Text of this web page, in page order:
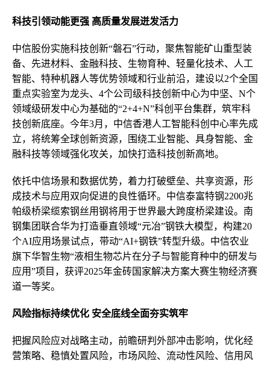
科技引领动能更强 高质量发展迸发活力
中信股份实施科技创新“磐石”行动，聚焦智能矿山重型装
备、先进材料、金融科技、生物育种、轻量化技术、人工
智能、特种机器人等优势领域和行业前沿，建设以2个全国
重点实验室为龙头、4个公司级科技创新中心为中坚、N个
领域级研发中心为基础的“2+4+N”科创平台集群，筑牢科
技创新底座。今年3月，中信香港人工智能科创中心率先成
立，将统筹全球创新资源，围绕工业智能、具身智能、金
融科技等领域强化攻关，加快打造科技创新高地。
依托中信场景和数据优势，着力打破壁垒、共享资源，形
成技术与应用双向促进的良性循环。中信泰富特钢2200兆
帕级桥梁缆索钢丝用钢将用于世界最大跨度桥梁建设。南
钢集团联合华为打造垂直领域“元冶”钢铁大模型，构建20
个AI应用场景试点，带动“AI+钢铁”转型升级。中信农业
旗下华智生物“液相生物芯片在分子与智能育种中的研发与
应用”项目，获评2025年金砖国家解决方案大赛生物经济赛
道一等奖。
风险指标持续优化 安全底线全面夯实筑牢
把握风险应对战略主动，前瞻研判外部冲击影响，优化经
营策略、稳慎处置风险，市场风险、流动性风险、信用风